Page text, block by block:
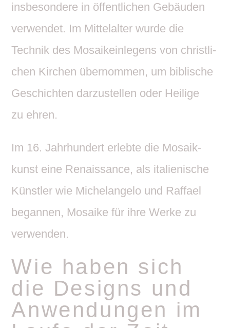
insbe­son­dere in öffent­li­chen Gebäuden
verwendet. Im Mittel­alter wurde die
Technik des Mosa­ik­ein­le­gens von christ­li­
chen Kirchen über­nommen, um bibli­sche
Geschichten darzu­stellen oder Heilige
zu ehren.
Im 16. Jahr­hun­dert erlebte die Mosa­ik­
kunst eine Renais­sance, als italie­ni­sche
Künstler wie Michel­an­gelo und Raffael
begannen, Mosaike für ihre Werke zu
verwenden.
Wie haben sich
die Designs und
Anwen­dungen im